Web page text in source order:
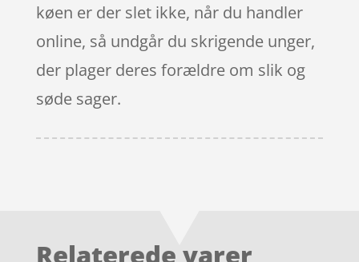
køen er der slet ikke, når du handler
online, så undgår du skrigende unger,
der plager deres forældre om slik og
søde sager.
Relaterede varer